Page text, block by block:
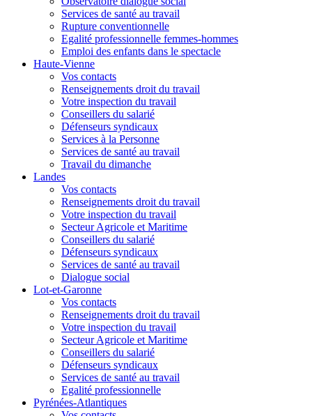
Services de santé au travail
Rupture conventionnelle
Egalité professionnelle femmes-hommes
Emploi des enfants dans le spectacle
Haute-Vienne
Vos contacts
Renseignements droit du travail
Votre inspection du travail
Conseillers du salarié
Défenseurs syndicaux
Services à la Personne
Services de santé au travail
Travail du dimanche
Landes
Vos contacts
Renseignements droit du travail
Votre inspection du travail
Secteur Agricole et Maritime
Conseillers du salarié
Défenseurs syndicaux
Services de santé au travail
Dialogue social
Lot-et-Garonne
Vos contacts
Renseignements droit du travail
Votre inspection du travail
Secteur Agricole et Maritime
Conseillers du salarié
Défenseurs syndicaux
Services de santé au travail
Egalité professionnelle
Pyrénées-Atlantiques